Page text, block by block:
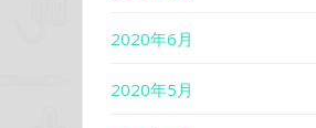
2020年6月
2020年5月